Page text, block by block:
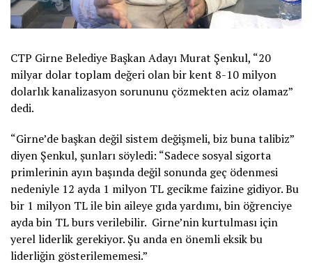
CTP Girne Belediye Başkan Adayı Murat Şenkul, “20
milyar dolar toplam değeri olan bir kent 8-10 milyon
dolarlık kanalizasyon sorununu çözmekten aciz olamaz”
dedi.
“Girne’de başkan değil sistem değişmeli, biz buna talibiz”
diyen Şenkul, şunları söyledi: “Sadece sosyal sigorta
primlerinin ayın başında değil sonunda geç ödenmesi
nedeniyle 12 ayda 1 milyon TL gecikme faizine gidiyor. Bu
bir 1 milyon TL ile bin aileye gıda yardımı, bin öğrenciye
ayda bin TL burs verilebilir. Girne’nin kurtulması için
yerel liderlik gerekiyor. Şu anda en önemli eksik bu
liderliğin gösterilememesi.”